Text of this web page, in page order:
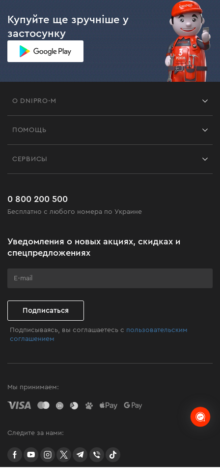
Купуйте ще зручніше у
застосунку
О DNIPRO-M
Черная пятница
Клуб мастерства
ПОМОЩЬ
Часто задаваемые вопросы
СЕРВИСЫ
0 800 200 500
Бесплатно с любого номера по Украине
Уведомления о новых акциях, скидках и
спецпредложениях
Подписаться
Подписываясь, вы соглашаетесь с пользовательским
соглашением
Мы принимаем:
Следите за нами:
facebookyoutubeinstagramtwittertelegram
Viber TikTok